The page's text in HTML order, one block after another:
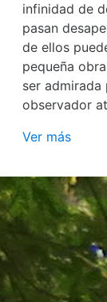
infinidad de
pasan
de ellos
pequeña
ser admirada
observador
Ver más